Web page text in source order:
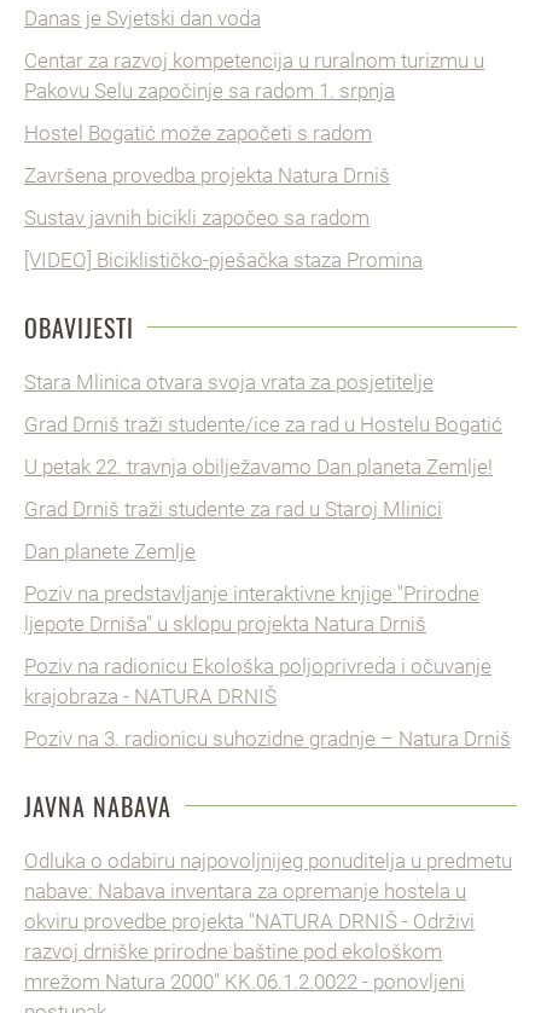
Danas je Svjetski dan voda
Centar za razvoj kompetencija u ruralnom turizmu u
Pakovu Selu započinje sa radom 1. srpnja
Hostel Bogatić može započeti s radom
Završena provedba projekta Natura Drniš
Sustav javnih bicikli započeo sa radom
[VIDEO] Biciklističko-pješačka staza Promina
OBAVIJESTI
Stara Mlinica otvara svoja vrata za posjetitelje
Grad Drniš traži studente/ice za rad u Hostelu Bogatić
U petak 22. travnja obilježavamo Dan planeta Zemlje!
Grad Drniš traži studente za rad u Staroj Mlinici
Dan planete Zemlje
Poziv na predstavljanje interaktivne knjige "Prirodne
ljepote Drniša" u sklopu projekta Natura Drniš
Poziv na radionicu Ekološka poljoprivreda i očuvanje
krajobraza - NATURA DRNIŠ
Poziv na 3. radionicu suhozidne gradnje – Natura Drniš
JAVNA NABAVA
Odluka o odabiru najpovoljnijeg ponuditelja u predmetu
nabave: Nabava inventara za opremanje hostela u
okviru provedbe projekta "NATURA DRNIŠ - Održivi
razvoj drniške prirodne baštine pod ekološkom
mrežom Natura 2000" KK.06.1.2.0022 - ponovljeni